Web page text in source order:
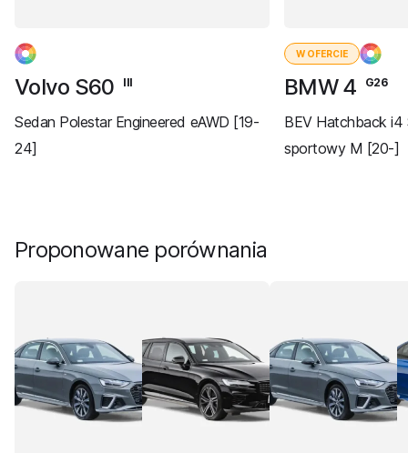
Volvo S60 III
Sedan Polestar Engineered eAWD [19-
24]
W OFERCIE
BMW 4 G26
BEV Hatchback i4
sportowy M [20-]
Proponowane porównania